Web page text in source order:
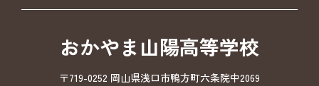
おかやま山陽高等学校
〒719-0252 岡山県浅口市鴨方町六条院中2069